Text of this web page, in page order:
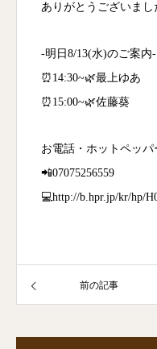
ありがとうございまし
-明日8/13(水)のご案内-
⏰14:30~🌿最上ゆあ
⏰15:00~🌿佐藤葵
お電話・ホットペッパ
📲07075256559
💻http://b.hpr.jp/kr/hp/
前の記事